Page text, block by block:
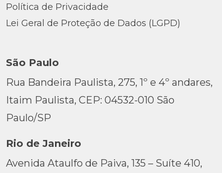
Política de Privacidade
Lei Geral de Proteção de Dados (LGPD)
São Paulo
Rua Bandeira Paulista, 275, 1º e 4º andares,
Itaim Paulista, CEP: 04532-010 São
Paulo/SP
Rio de Janeiro
Avenida Ataulfo de Paiva, 135 – Suíte 410,